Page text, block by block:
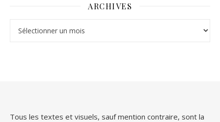
ARCHIVES
Tous les textes et visuels, sauf mention contraire, sont la